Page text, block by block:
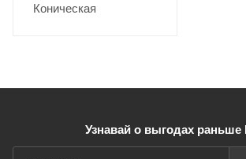
Коническая
Узнавай о выгодах